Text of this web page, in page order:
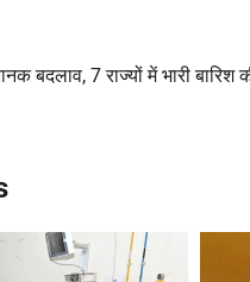
बदलाव, 7 राज्यों में भारी बारिश